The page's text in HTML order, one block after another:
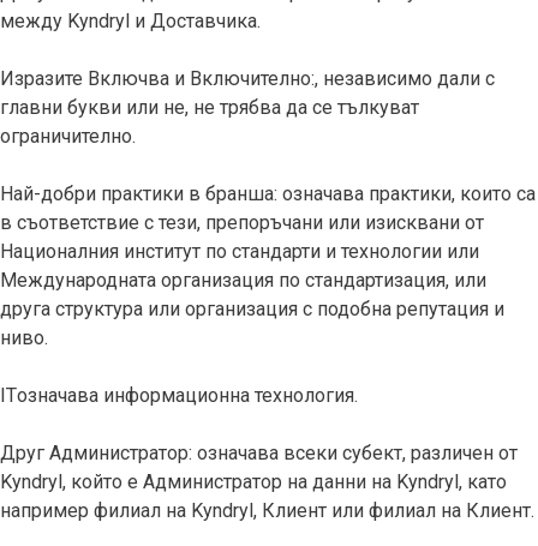
между Kyndryl и Доставчика.
Изразите Включва и Включително:, независимо дали с
главни букви или не, не трябва да се тълкуват
ограничително.
Най-добри практики в бранша: означава практики, които са
в съответствие с тези, препоръчани или изисквани от
Националния институт по стандарти и технологии или
Международната организация по стандартизация, или
друга структура или организация с подобна репутация и
ниво.
ITозначава информационна технология.
Друг Администратор: означава всеки субект, различен от
Kyndryl, който е Администратор на данни на Kyndryl, като
например филиал на Kyndryl, Клиент или филиал на Клиент.